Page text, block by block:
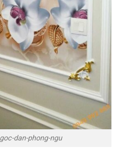
dan-phong-ngu